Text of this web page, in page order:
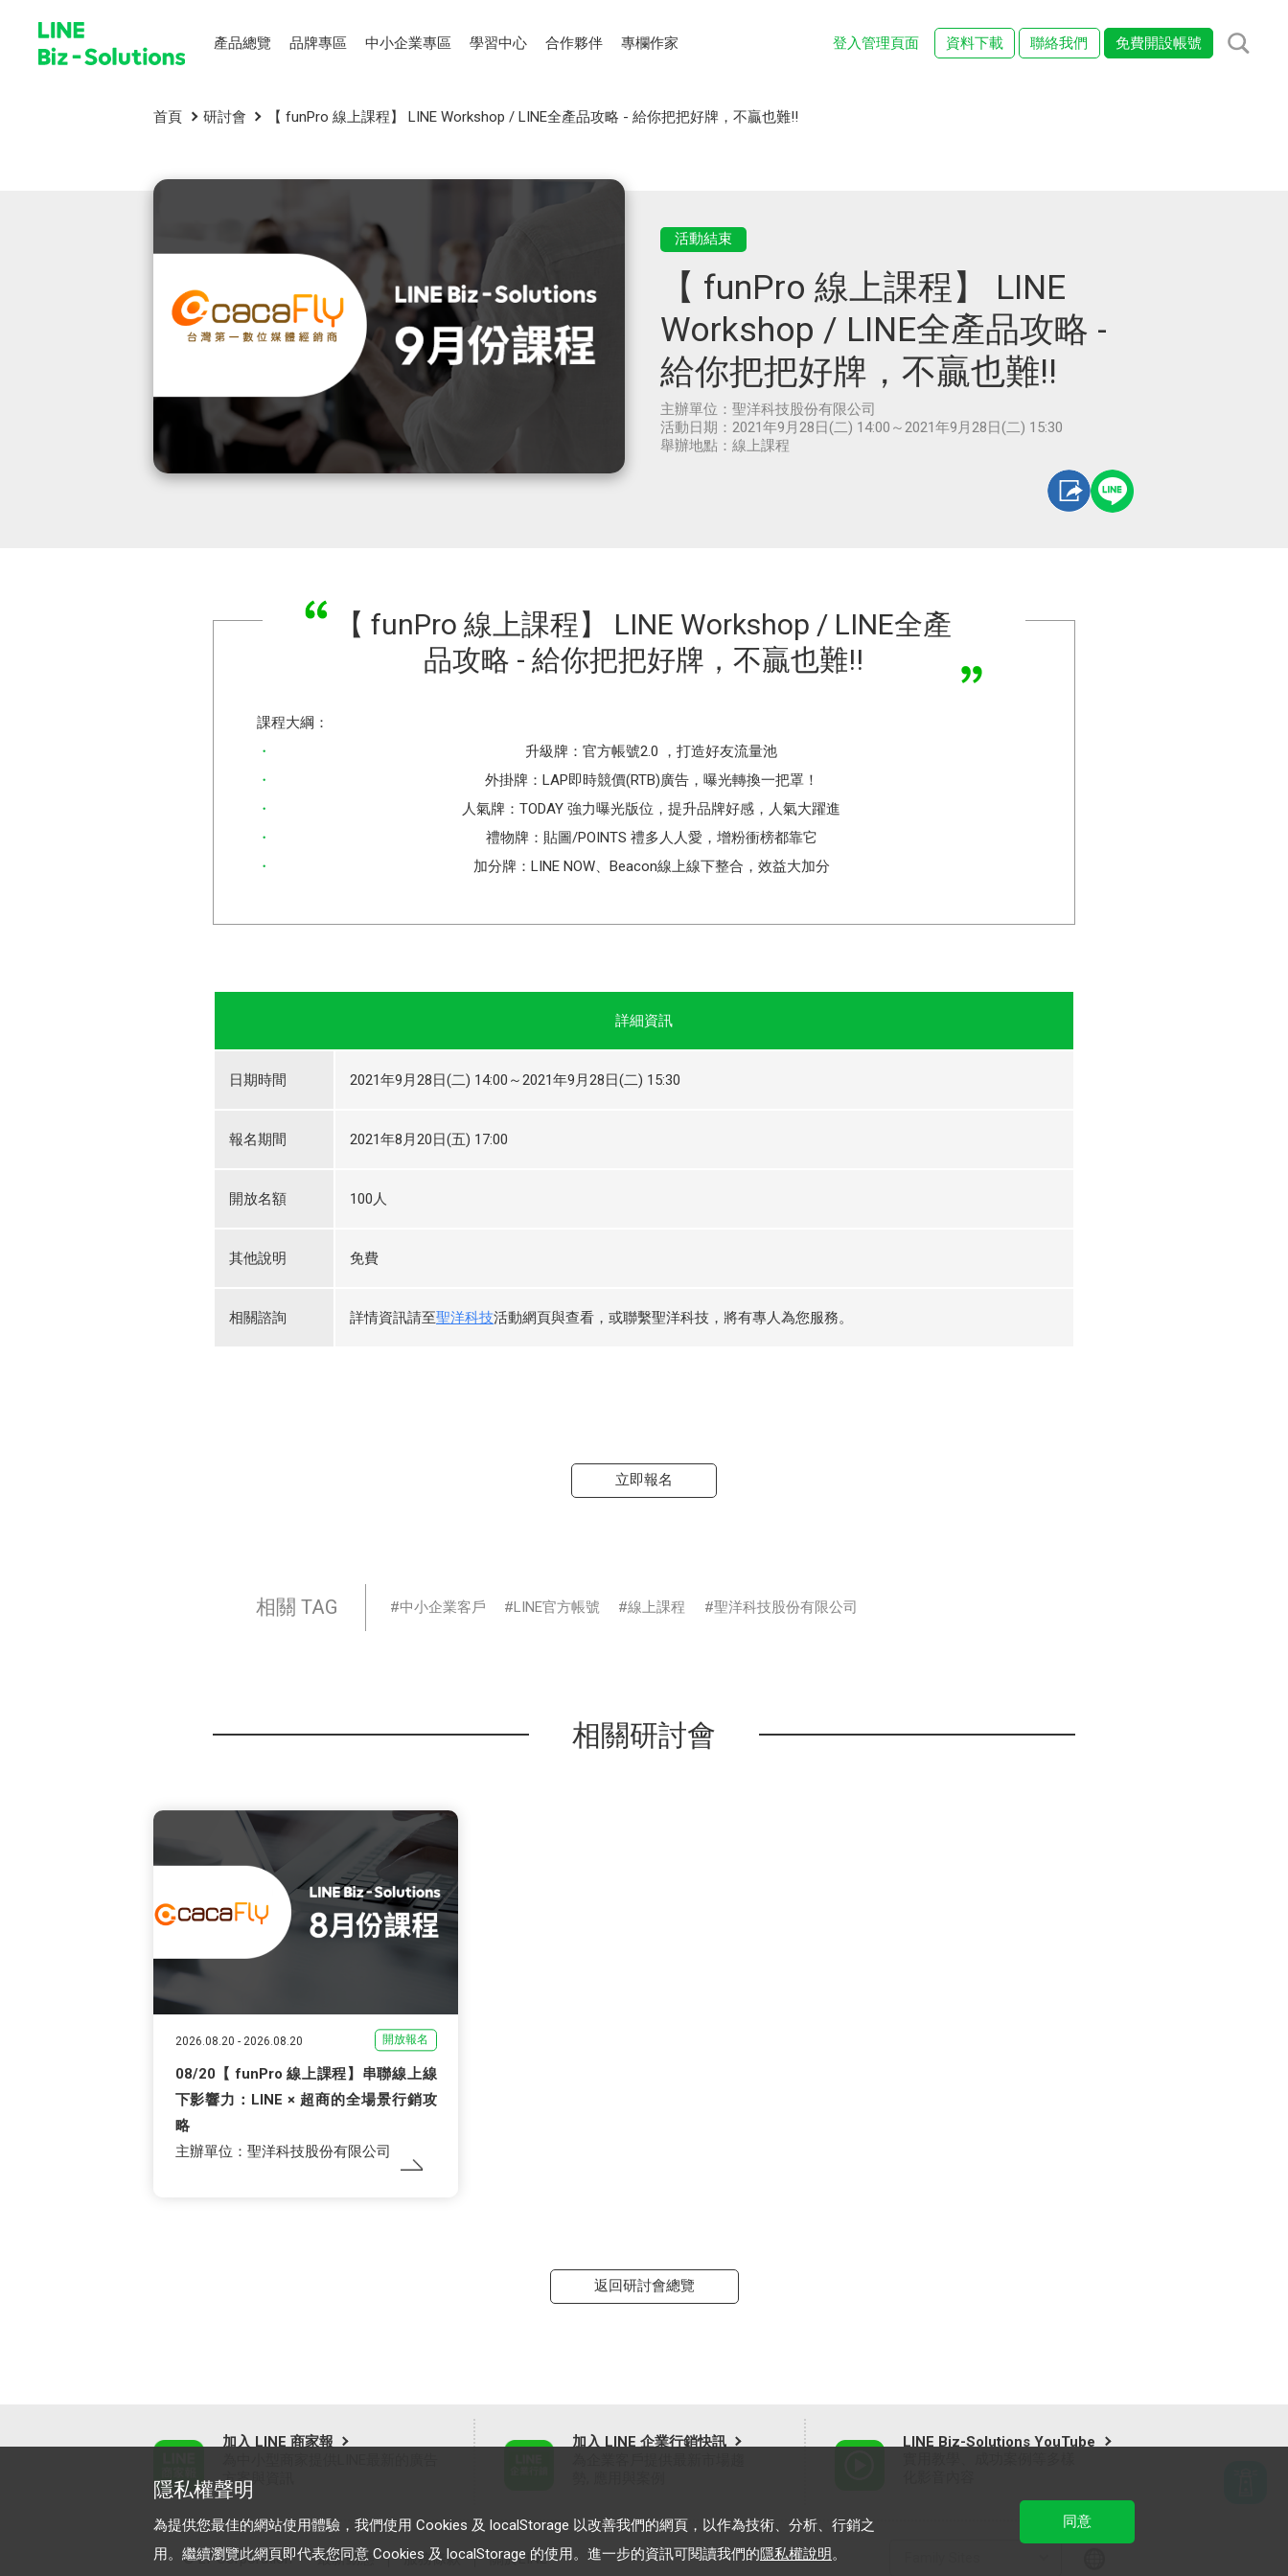
產品總覽 品牌專區 中小企業專區 學習中心 合作夥伴 專欄作家 登入管理頁面 資料下載 聯絡我們 免費開設帳號
首頁 研討會 【 funPro 線上課程】 LINE Workshop / LINE全產品攻略 - 給你把把好牌，不贏也難!!
活動結束
【 funPro 線上課程】 LINE
Workshop / LINE全產品攻略 -
給你把把好牌，不贏也難!!
主辦單位：聖洋科技股份有限公司
活動日期： 2021年9月28日(二) 14:00～2021年9月28日(二) 15:30
舉辦地點：線上課程
【 funPro 線上課程】 LINE Workshop / LINE全產
品攻略 - 給你把把好牌，不贏也難!!
課程大綱：
升級牌：官方帳號2.0 ，打造好友流量池
外掛牌：LAP即時競價(RTB)廣告，曝光轉換一把罩！
人氣牌：TODAY 強力曝光版位，提升品牌好感，人氣大躍進
禮物牌：貼圖/POINTS 禮多人人愛，增粉衝榜都靠它
加分牌：LINE NOW、Beacon線上線下整合，效益大加分
詳細資訊
日期時間 2021年9月28日(二) 14:00～2021年9月28日(二) 15:30
報名期間 2021年8月20日(五) 17:00
開放名額 100人
其他說明 免費
相關諮詢 詳情資訊請至聖洋科技活動網頁與查看，或聯繫聖洋科技，將有專人為您服務。
立即報名
相關 TAG 中小企業客戶 LINE官方帳號 線上課程 聖洋科技股份有限公司
相關研討會
2026.08.20 - 2026.08.20 開放報名
08/20【 funPro 線上課程】串聯線上線
下影響力：LINE × 超商的全場景行銷攻
略
主辦單位：聖洋科技股份有限公司
返回研討會總覽
加入 LINE 商家報
方案與資訊
加入 LINE 企業行銷快訊
LINE Biz-Solutions YouTube
© LY Corporation 最新動態 ｜ 服務條款 ｜ 關於LINE
隱私權聲明
為提供您最佳的網站使用體驗，我們使用 Cookies 及 localStorage 以改善我們的網頁，以作為技術、分析、行銷之
用。繼續瀏覽此網頁即代表您同意 Cookies 及 localStorage 的使用。進一步的資訊可閱讀我們的隱私權說明。
同意